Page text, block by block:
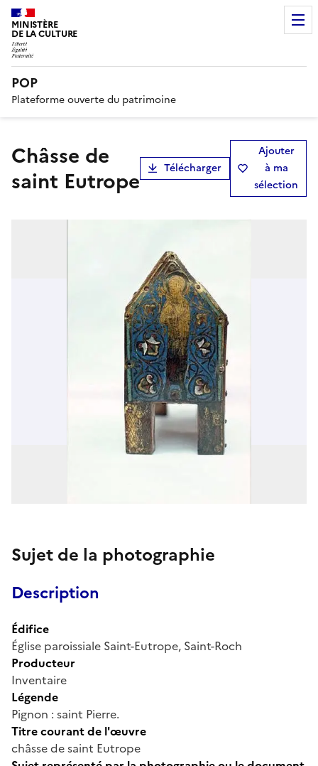
MINISTÈRE
DE LA CULTURE
POP
Plateforme ouverte du patrimoine
châsse de
saint Eutrope
Télécharger
Ajouter
à ma
sélection
Sujet de la photographie
Description
Édifice
Église paroissiale Saint-Eutrope, Saint-Roch
Producteur
Inventaire
Légende
Pignon : saint Pierre.
Titre courant de l'œuvre
châsse de saint Eutrope